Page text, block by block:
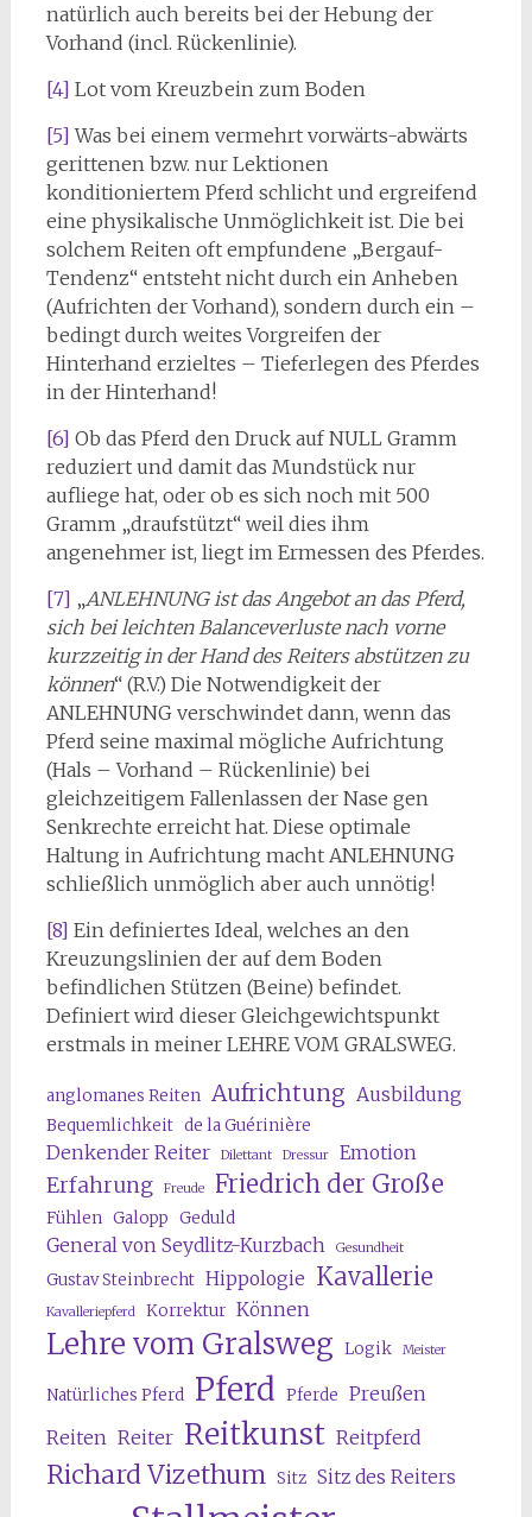
natürlich auch bereits bei der Hebung der
Vorhand (incl. Rückenlinie).
[4] Lot vom Kreuzbein zum Boden
[5] Was bei einem vermehrt vorwärts-abwärts
gerittenen bzw. nur Lektionen
konditioniertem Pferd schlicht und ergreifend
eine physikalische Unmöglichkeit ist. Die bei
solchem Reiten oft empfundene „Bergauf-
Tendenz“ entsteht nicht durch ein Anheben
(Aufrichten der Vorhand), sondern durch ein –
bedingt durch weites Vorgreifen der
Hinterhand erzieltes – Tieferlegen des Pferdes
in der Hinterhand!
[6] Ob das Pferd den Druck auf NULL Gramm
reduziert und damit das Mundstück nur
aufliege hat, oder ob es sich noch mit 500
Gramm „draufstützt“ weil dies ihm
angenehmer ist, liegt im Ermessen des Pferdes.
[7] „ANLEHNUNG ist das Angebot an das Pferd,
sich bei leichten Balanceverluste nach vorne
kurzzeitig in der Hand des Reiters abstützen zu
können“ (R.V.) Die Notwendigkeit der
ANLEHNUNG verschwindet dann, wenn das
Pferd seine maximal mögliche Aufrichtung
(Hals – Vorhand – Rückenlinie) bei
gleichzeitigem Fallenlassen der Nase gen
Senkrechte erreicht hat. Diese optimale
Haltung in Aufrichtung macht ANLEHNUNG
schließlich unmöglich aber auch unnötig!
[8] Ein definiertes Ideal, welches an den
Kreuzungslinien der auf dem Boden
befindlichen Stützen (Beine) befindet.
Definiert wird dieser Gleichgewichtspunkt
erstmals in meiner LEHRE VOM GRALSWEG.
anglomanes Reiten Aufrichtung Ausbildung
Bequemlichkeit de la Guérinière
Denkender Reiter Dilettant Dressur Emotion
Erfahrung Freude Friedrich der Große
Fühlen Galopp Geduld
General von Seydlitz-Kurzbach Gesundheit
Gustav Steinbrecht Hippologie Kavallerie
Kavalleriepferd Korrektur Können
Lehre vom Gralsweg Logik Meister
Natürliches Pferd Pferd Pferde Preußen
Reiten Reiter Reitkunst Reitpferd
Richard Vizethum Sitz Sitz des Reiters